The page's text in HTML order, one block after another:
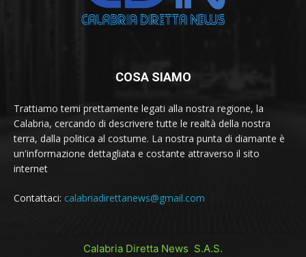
COSA SIAMO
Trattiamo temi prettamente legati alla nostra regione, la
Calabria, cercando di descrivere tutte le realtà della nostra
terra, dalla politica al costume. La nostra punta di diamante è
un'informazione dettagliata e costante attraverso il sito
internet
Contattaci: calabriadirettanews@gmail.com
Calabria Diretta News S.A.S.